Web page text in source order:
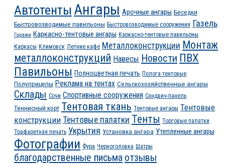
Автотенты Ангары Арочные ангары Беседки
Быстровозводимые павильоны Быстровозводимые сооружения Газель
Гаражи Каркасно-тентовые ангары Каркасно-тентовые павильоны
Каркасы Климовск Летние кафе Металлоконструкции Монтаж
металлоконструкций Навесы Новости ПВХ
Павильоны Полноцветная печать Полога тентовые
Полуприцепы Реклама на тентах Сельскохозяйственные ангары
Склады Сочи Спортивные сооружения Сэндвич-панель
Теннисный корт Тентовая ткань Тентовые ангары Тентовые
конструкции Тентовые палатки Тенты Торговые палатки
Трафаретная печать Укрытия Установка ангара Утепленные ангары
Фотографии Фура Черноголовка Шатры
благодарственные письма отзывы